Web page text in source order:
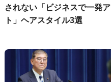
されない「ビジネスで一発
ト」ヘアスタイル3選